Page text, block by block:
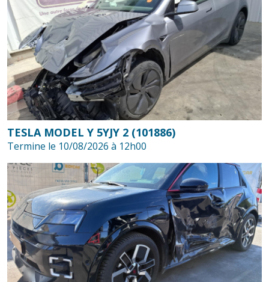
TESLA MODEL Y 5YJY 2 (101886)
Termine le 10/08/2026 à 12h00